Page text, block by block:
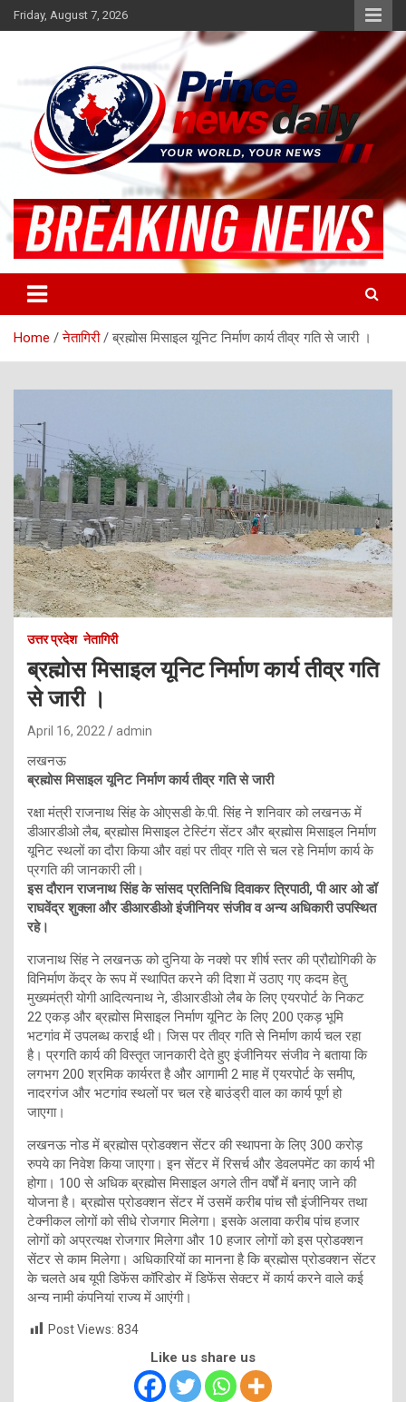
Skip
to
Friday, August 7, 2026
Princenews Daily
Home नेतागिरी ब्रह्मोस मिसाइल यूनिट निर्माण कार्य तीव्र गति से जारी ।
उत्तर प्रदेश नेतागिरी
ब्रह्मोस मिसाइल यूनिट निर्माण कार्य तीव्र गति
से जारी ।
April 16, 2022 admin
लखनऊ
ब्रह्मोस मिसाइल यूनिट निर्माण कार्य तीव्र गति से जारी
रक्षा मंत्री राजनाथ सिंह के ओएसडी के.पी. सिंह ने शनिवार को लखनऊ में
डीआरडीओ लैब, ब्रह्मोस मिसाइल टेस्टिंग सेंटर और ब्रह्मोस मिसाइल निर्माण
यूनिट स्थलों का दौरा किया और वहां पर तीव्र गति से चल रहे निर्माण कार्य के
प्रगति की जानकारी ली।
इस दौरान राजनाथ सिंह के सांसद प्रतिनिधि दिवाकर त्रिपाठी, पी आर ओ डॉ
राघवेंद्र शुक्ला और डीआरडीओ इंजीनियर संजीव व अन्य अधिकारी उपस्थित
रहे।
राजनाथ सिंह ने लखनऊ को दुनिया के नक्शे पर शीर्ष स्तर की प्रौद्योगिकी के
विनिर्माण केंद्र के रूप में स्थापित करने की दिशा में उठाए गए कदम हेतु
मुख्यमंत्री योगी आदित्यनाथ ने, डीआरडीओ लैब के लिए एयरपोर्ट के निकट
22 एकड़ और ब्रह्मोस मिसाइल निर्माण यूनिट के लिए 200 एकड़ भूमि
भटगांव में उपलब्ध कराई थी। जिस पर तीव्र गति से निर्माण कार्य चल रहा
है। प्रगति कार्य की विस्तृत जानकारी देते हुए इंजीनियर संजीव ने बताया कि
लगभग 200 श्रमिक कार्यरत है और आगामी 2 माह में एयरपोर्ट के समीप,
नादरगंज और भटगांव स्थलों पर चल रहे बाउंड्री वाल का कार्य पूर्ण हो
जाएगा।
लखनऊ नोड में ब्रह्मोस प्रोडक्शन सेंटर की स्थापना के लिए 300 करोड़
रुपये का निवेश किया जाएगा। इन सेंटर में रिसर्च और डेवलपमेंट का कार्य भी
होगा। 100 से अधिक ब्रह्मोस मिसाइल अगले तीन वर्षों में बनाए जाने की
योजना है। ब्रह्मोस प्रोडक्शन सेंटर में उसमें करीब पांच सौ इंजीनियर तथा
टेक्नीकल लोगों को सीधे रोजगार मिलेगा। इसके अलावा करीब पांच हजार
लोगों को अप्रत्यक्ष रोजगार मिलेगा और 10 हजार लोगों को इस प्रोडक्शन
सेंटर से काम मिलेगा। अधिकारियों का मानना है कि ब्रह्मोस प्रोडक्शन सेंटर
के चलते अब यूपी डिफेंस कॉरिडोर में डिफेंस सेक्टर में कार्य करने वाले कई
अन्य नामी कंपनियां राज्य में आएंगी।
Post Views: 834
Like us share us